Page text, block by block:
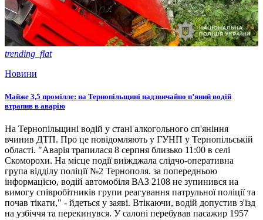
trending_flat
Новини
Майже 3,5 промілле: на Тернопільщині надзвичайно п’яний водій
втрапив в аварію
На Тернопільщині водій у стані алкогольного сп'яніння
вчинив ДТП. Про це повідомляють у ГУНП у Тернопільській
області. "Аварія трапилася 8 серпня близько 11:00 в селі
Скоморохи. На місце події виїжджала слідчо-оперативна
група відділу поліції №2 Тернополя. за попередньою
інформацією, водій автомобіля ВАЗ 2108 не зупинився на
вимогу співробітників групи реагування патрульної поліції та
почав тікати," - йдеться у заяві. Втікаючи, водій допустив з'їзд
на узбіччя та перекинувся. У салоні перебував пасажир 1957